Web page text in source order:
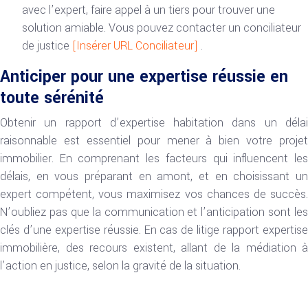
avec l’expert, faire appel à un tiers pour trouver une
solution amiable. Vous pouvez contacter un conciliateur
de justice [Insérer URL Conciliateur] .
Anticiper pour une expertise réussie en
toute sérénité
Obtenir un rapport d’expertise habitation dans un délai
raisonnable est essentiel pour mener à bien votre projet
immobilier. En comprenant les facteurs qui influencent les
délais, en vous préparant en amont, et en choisissant un
expert compétent, vous maximisez vos chances de succès.
N’oubliez pas que la communication et l’anticipation sont les
clés d’une expertise réussie. En cas de litige rapport expertise
immobilière, des recours existent, allant de la médiation à
l’action en justice, selon la gravité de la situation.